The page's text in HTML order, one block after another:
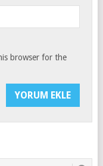
browser for the